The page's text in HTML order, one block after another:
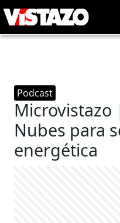
Podcast
Nubes para
energética